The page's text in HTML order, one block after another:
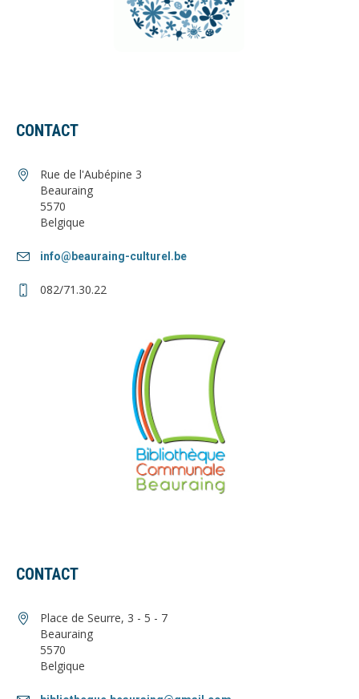
CONTACT
Rue de l'Aubépine 3
Beauraing
5570
Belgique
info@beauraing-culturel.be
082/71.30.22
CONTACT
Place de Seurre, 3 - 5 - 7
Beauraing
5570
Belgique